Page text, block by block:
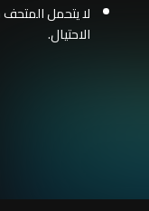
لا يتحمل
الاحتيال.